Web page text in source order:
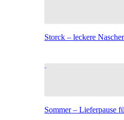
Storck – leckere
Sommer – Lieferpause